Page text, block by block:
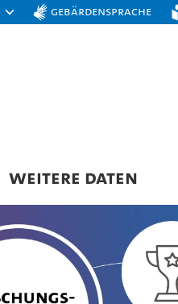
Gebärdensprache
WEITERE DATEN